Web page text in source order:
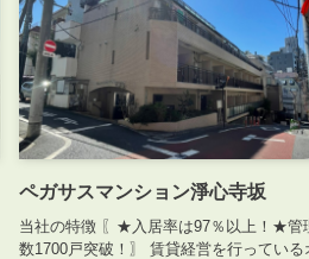
ペガサスマンション淨心寺坂
当社の特徴 〖★入居率は97％以上！★管
数1700戸突破！〗 賃貸経営を行っている